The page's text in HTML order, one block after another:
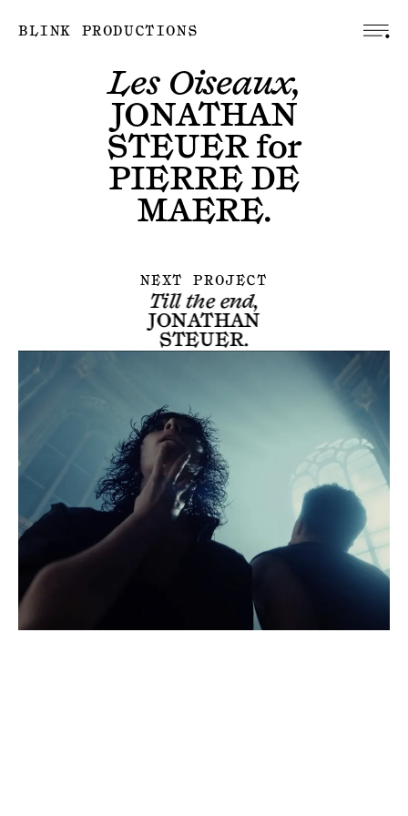
BLINK PRODUCTIONS
Les Oiseaux,
JONATHAN
STEUERfor
PIERRE DE
MAERE.
NEXT PROJECT
Till the end,
JONATHAN
STEUER.